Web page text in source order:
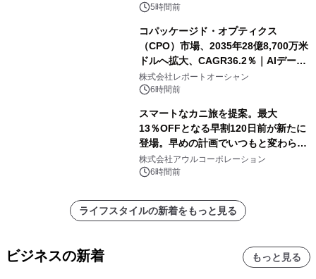
5時間前
コパッケージド・オプティクス
（CPO）市場、2035年28億8,700万米
ドルへ拡大、CAGR36.2％｜AIデータ
センター・高速光通信需要が成長を加
速
株式会社レポートオーシャン
6時間前
スマートなカニ旅を提案。最大
13％OFFとなる早割120日前が新たに
登場。早めの計画でいつもと変わらぬ
大人の冬旅を。ー夕日ヶ浦温泉「佳松
苑 別邸ふうか」ー
株式会社アウルコーポレーション
6時間前
ライフスタイルの新着をもっと見る
ビジネスの新着 もっと見る